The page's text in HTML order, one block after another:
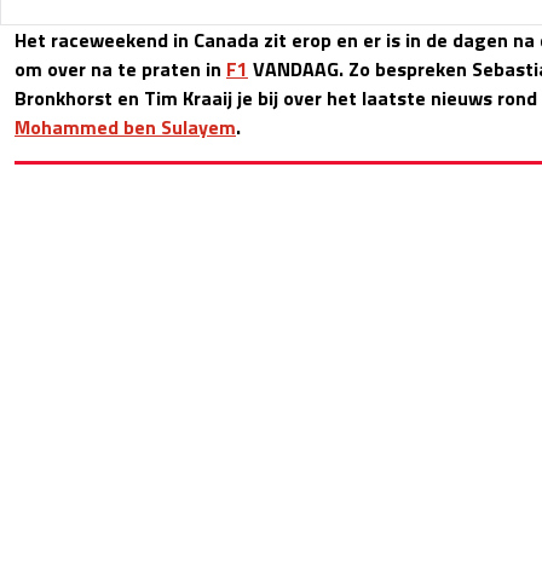
Het raceweekend in Canada zit erop en er is in de dagen
om over na te praten in F1 VANDAAG. Zo bespreken
Bronkhorst en Tim Kraaij je bij over het laatste nieuws
Mohammed ben Sulayem.